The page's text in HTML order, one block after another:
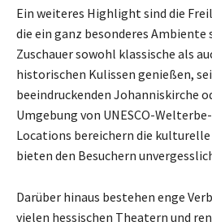
Ein weiteres Highlight sind die
die ein ganz besonderes Ambiente
Zuschauer sowohl klassische als
historischen Kulissen genießen,
beeindruckenden Johanniskirche
Umgebung von UNESCO-
Locations bereichern die
bieten den Besuchern
Darüber hinaus bestehen enge
vielen hessischen Theatern und